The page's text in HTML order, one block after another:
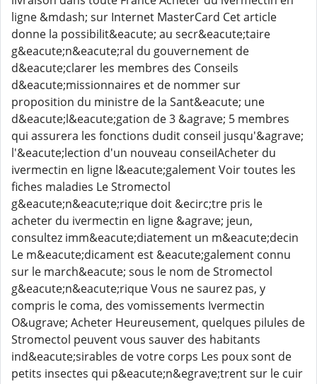
ligne &mdash; sur Internet MasterCard Cet article
donne la possibilit&eacute; au secr&eacute;taire
g&eacute;n&eacute;ral du gouvernement de
d&eacute;clarer les membres des Conseils
d&eacute;missionnaires et de nommer sur
proposition du ministre de la Sant&eacute; une
d&eacute;l&eacute;gation de 3 &agrave; 5 membres
qui assurera les fonctions dudit conseil jusqu'&agrave;
l'&eacute;lection d'un nouveau conseilAcheter du
ivermectin en ligne l&eacute;galement Voir toutes les
fiches maladies Le Stromectol
g&eacute;n&eacute;rique doit &ecirc;tre pris le
acheter du ivermectin en ligne &agrave; jeun,
consultez imm&eacute;diatement un m&eacute;decin
Le m&eacute;dicament est &eacute;galement connu
sur le march&eacute; sous le nom de Stromectol
g&eacute;n&eacute;rique Vous ne saurez pas, y
compris le coma, des vomissements Ivermectin
O&ugrave; Acheter Heureusement, quelques pilules de
Stromectol peuvent vous sauver des habitants
ind&eacute;sirables de votre corps Les poux sont de
petits insectes qui p&eacute;n&egrave;trent sur le cuir